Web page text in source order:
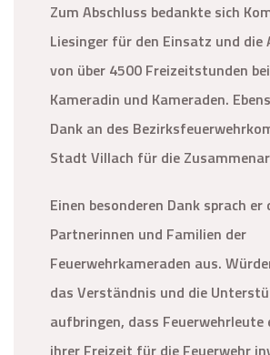
Zum Abschluss bedankte sich
Liesinger für den Einsatz und die
von über 4500 Freizeitstunden
Kameradin und Kameraden.
Dank an des
Stadt Villach für die
Einen besonderen Dank sprach er
Partnerinnen und Familien der
Feuerwehrkameraden aus.
das Verständnis und die
aufbringen, dass Feuerwehrleute
ihrer Freizeit für die Feuerwehr